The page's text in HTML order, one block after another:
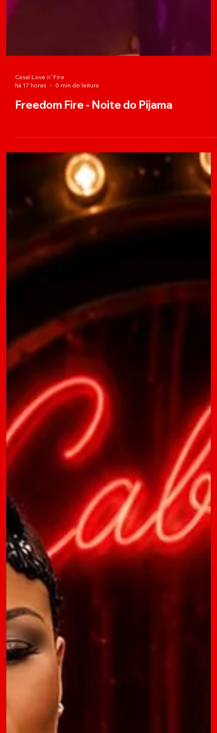
Casal Love n' Fire
há 17 horas
0 min de leitura
Freedom Fire - Noite do Pijama